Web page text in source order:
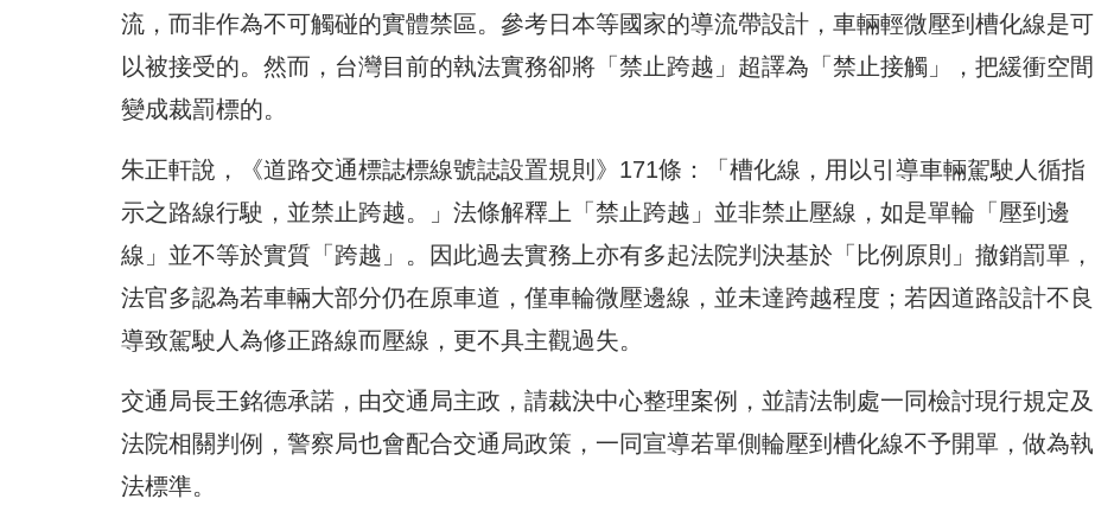
流，而非作為不可觸碰的實體禁區。參考日本等國家的導流帶設計，車輛輕微壓到槽化線是可
以被接受的。然而，台灣目前的執法實務卻將「禁止跨越」超譯為「禁止接觸」，把緩衝空間
變成裁罰標的。
朱正軒說，《道路交通標誌標線號誌設置規則》171條：「槽化線，用以引導車輛駕駛人循指
示之路線行駛，並禁止跨越。」法條解釋上「禁止跨越」並非禁止壓線，如是單輪「壓到邊
線」並不等於實質「跨越」。因此過去實務上亦有多起法院判決基於「比例原則」撤銷罰單，
法官多認為若車輛大部分仍在原車道，僅車輪微壓邊線，並未達跨越程度；若因道路設計不良
導致駕駛人為修正路線而壓線，更不具主觀過失。
交通局長王銘德承諾，由交通局主政，請裁決中心整理案例，並請法制處一同檢討現行規定及
法院相關判例，警察局也會配合交通局政策，一同宣導若單側輪壓到槽化線不予開單，做為執
法標準。